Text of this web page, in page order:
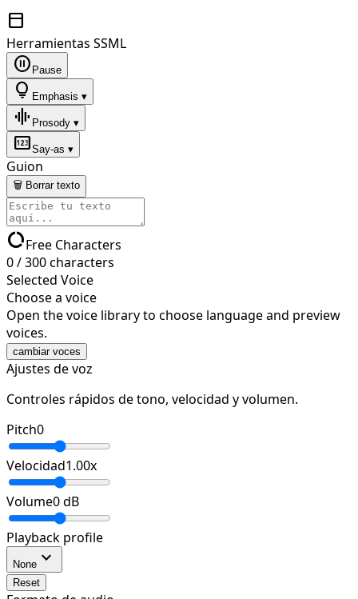
toolbar
Herramientas SSML
pause_circle Pause
lightbulb Emphasis ▾
graphic_eq Prosody ▾
pinSay-as ▾
Guion
🗑 Borrar texto
data_usageFree Characters
0/300characters
Selected Voice
Choose a voice
Open the voice library to choose language and preview
voices.
cambiar voces
Ajustes de voz
Controles rápidos de tono, velocidad y volumen.
Pitch0
Velocidad1.00x
Volume0dB
Playback profile
None expand_more
Reset